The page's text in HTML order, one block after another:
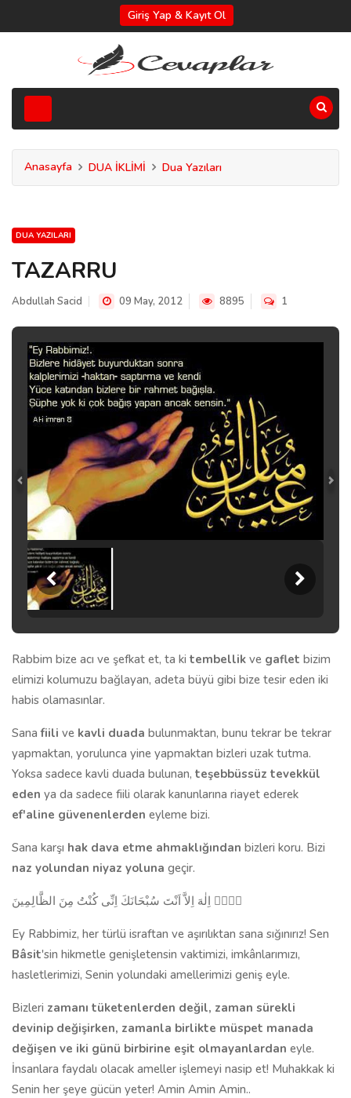
Giriş Yap & Kayıt Ol
Anasayfa DUA İKLİMİ Dua Yazıları
DUA YAZILARI
TAZARRU
Abdullah Sacid 09 May, 2012 8895 1
Rabbim bize acı ve şefkat et, ta ki tembellik ve gaflet bizim
elimizi kolumuzu bağlayan, adeta büyü gibi bize tesir eden iki
habis olamasınlar.
Sanafiili ve kavli duada bulunmaktan, bunu tekrar be tekrar
yapmaktan, yorulunca yine yapmaktan bizleri uzak tutma.
Yoksa sadece kavli duada bulunan, teşebbüssüz tevekkül
eden ya da sadece fiili olarak kanunlarına riayet ederek
ef'aline güvenenlerden eyleme bizi.
Sana karşı hak dava etme ahmaklığından bizleri koru. Bizi
naz yolundan niyaz yoluna geçir.
لاَۤ اِلٰهَ اِلاَّ اَنْتَ سُبْحَانَكَ اِنِّى كُنْتُ مِنَ الظَّالِمِينَ
Ey Rabbimiz, her türlü israftan ve aşırılıktan sana sığınırız! Sen
Bâsit'sin hikmetle genişletensin vaktimizi, imkânlarımızı,
hasletlerimizi, Senin yolundaki amellerimizi geniş eyle.
Bizleri zamanı tüketenlerden değil, zaman sürekli
devinip değişirken, zamanla birlikte müspet manada
değişen ve iki günü birbirine eşit olmayanlardan eyle.
İnsanlara faydalı olacak ameller işlemeyi nasip et! Muhakkak ki
Senin her şeye gücün yeter! Amin Amin Amin..